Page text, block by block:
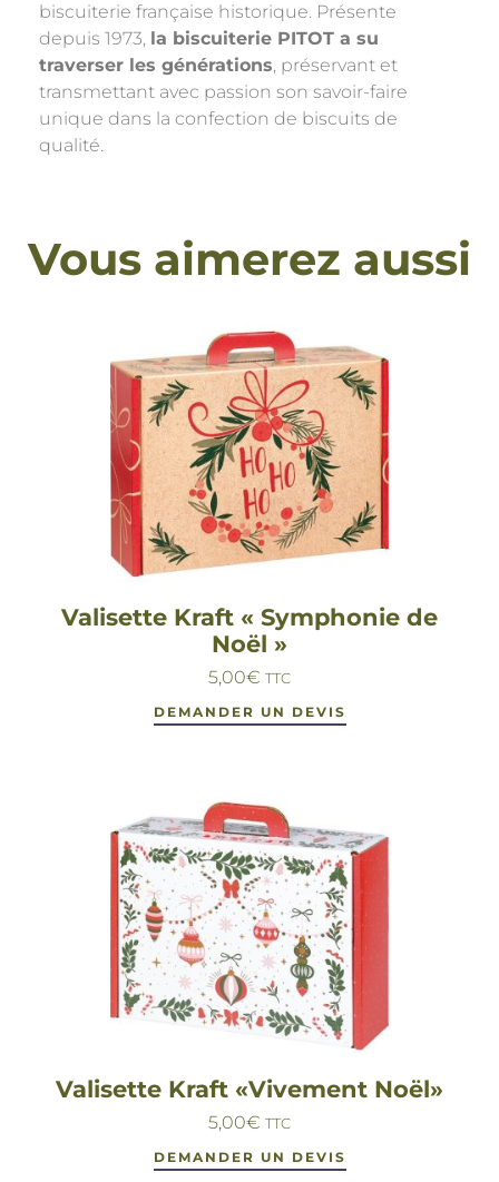
biscuiterie française historique. Présente
depuis 1973, la biscuiterie PITOT a su
traverser les générations, préservant et
transmettant avec passion son savoir-faire
unique dans la confection de biscuits de
qualité.
Vous aimerez aussi
Valisette Kraft « Symphonie de
Noël »
5,00€ TTC
DEMANDER UN DEVIS
Valisette Kraft «Vivement Noël»
5,00€ TTC
DEMANDER UN DEVIS